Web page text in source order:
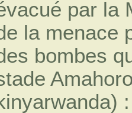
par la
la menace
bombes